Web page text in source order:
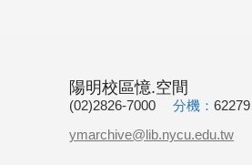
陽明校區憶.空間
(02)2826-7000 分機：
ymarchive@lib.nycu.edu.tw